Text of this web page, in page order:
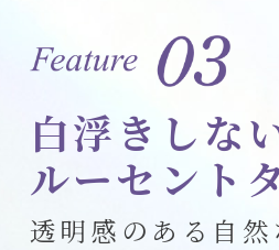
白浮きしな
ルーセント
透明感のある自然